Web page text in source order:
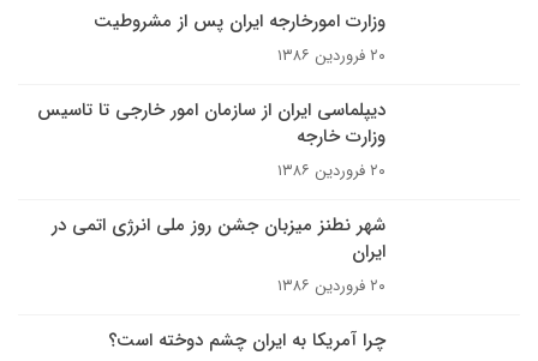
وزارت امورخارجه ایران پس از مشروطیت
۲۰ فروردین ۱۳۸۶
دیپلماسی ایران از سازمان امور خارجی تا تاسیس
وزارت خارجه
۲۰ فروردین ۱۳۸۶
شهر نطنز میزبان جشن روز ملی انرژی اتمی در
ایران
۲۰ فروردین ۱۳۸۶
چرا آمريکا به ايران چشم دوخته است؟